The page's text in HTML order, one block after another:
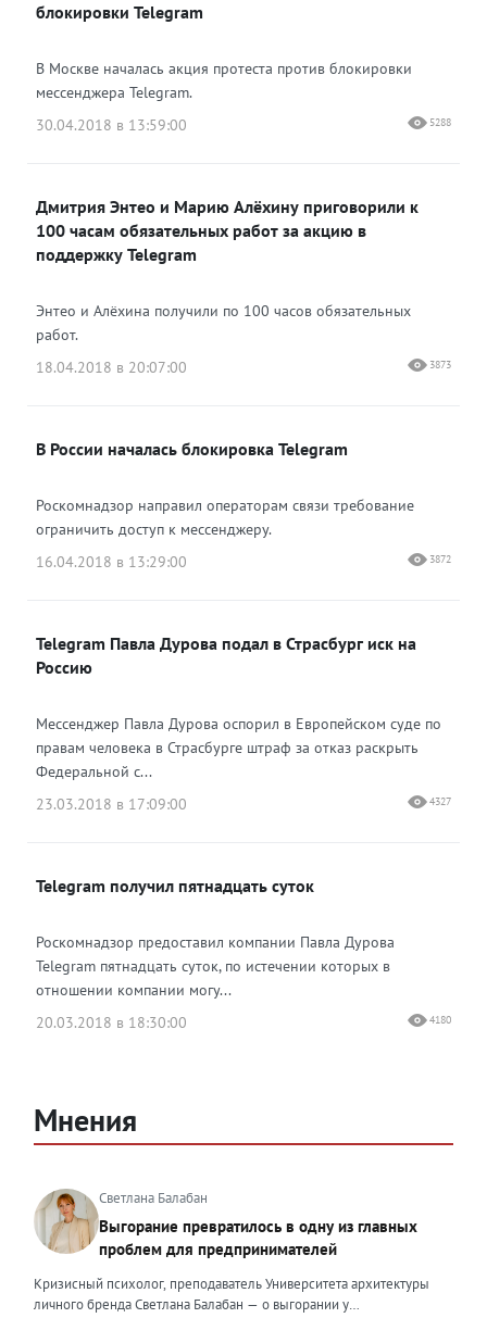
блокировки Telegram
В Москве началась акция протеста против блокировки
мессенджера Telegram.
30.04.2018 в 13:59:00
5288
Дмитрия Энтео и Марию Алёхину приговорили к
100 часам обязательных работ за акцию в
поддержку Telegram
Энтео и Алёхина получили по 100 часов обязательных
работ.
18.04.2018 в 20:07:00
3873
В России началась блокировка Telegram
Роскомнадзор направил операторам связи требование
ограничить доступ к мессенджеру.
16.04.2018 в 13:29:00
3872
Telegram Павла Дурова подал в Страсбург иск на
Россию
Мессенджер Павла Дурова оспорил в Европейском суде по
правам человека в Страсбурге штраф за отказ раскрыть
Федеральной с...
23.03.2018 в 17:09:00
4327
Telegram получил пятнадцать суток
Роскомнадзор предоставил компании Павла Дурова
Telegram пятнадцать суток, по истечении которых в
отношении компании могу...
20.03.2018 в 18:30:00
4180
Мнения
Светлана Балабан
Выгорание превратилось в одну из главных
проблем для предпринимателей
Кризисный психолог, преподаватель Университета архитектуры
личного бренда Светлана Балабан — о выгорании у